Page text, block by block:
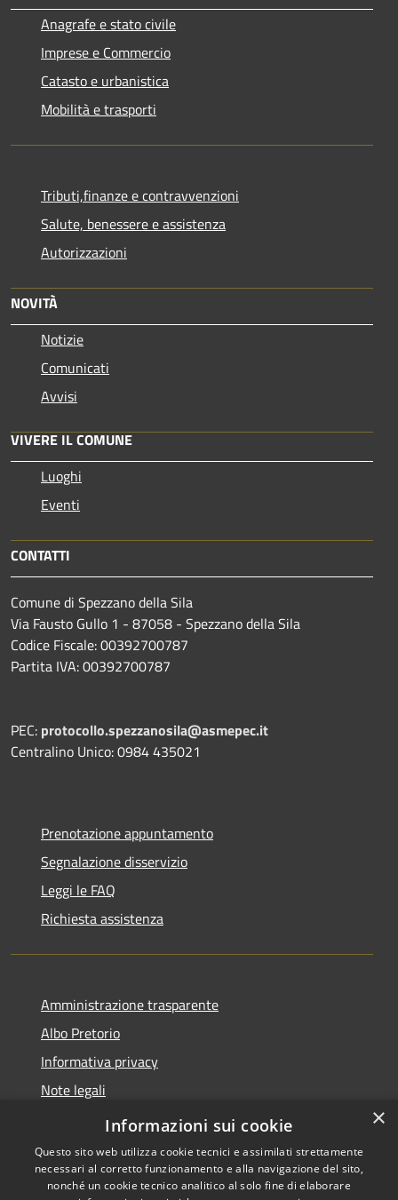
Anagrafe e stato civile
Imprese e Commercio
Catasto e urbanistica
Mobilità e trasporti
Tributi,finanze e contravvenzioni
Salute, benessere e assistenza
Autorizzazioni
NOVITÀ
Notizie
Comunicati
Avvisi
VIVERE IL COMUNE
Luoghi
Eventi
CONTATTI
Comune di Spezzano della Sila
Via Fausto Gullo 1 - 87058 - Spezzano della Sila
Codice Fiscale: 00392700787
Partita IVA: 00392700787
PEC: protocollo.spezzanosila@asmepec.it
Centralino Unico: 0984 435021
Prenotazione appuntamento
Segnalazione disservizio
Leggi le FAQ
Richiesta assistenza
Amministrazione trasparente
Albo Pretorio
Informativa privacy
Note legali
Dichiarazione di accessibilità
×
Informazioni sui cookie
Questo sito web utilizza cookie tecnici e assimilati strettamente
necessari al corretto funzionamento e alla navigazione del sito,
nonché un cookie tecnico analitico al solo fine di elaborare